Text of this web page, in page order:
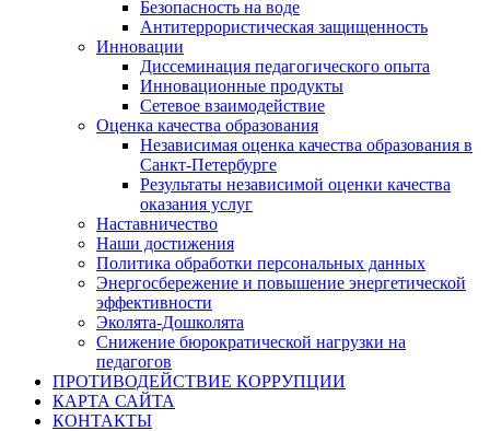
Безопасность на воде
Антитеррористическая защищенность
Инновации
Диссеминация педагогического опыта
Инновационные продукты
Сетевое взаимодействие
Оценка качества образования
Независимая оценка качества образования в
Санкт-Петербурге
Результаты независимой оценки качества
оказания услуг
Наставничество
Наши достижения
Политика обработки персональных данных
Энергосбережение и повышение энергетической
эффективности
Эколята-Дошколята
Снижение бюрократической нагрузки на
педагогов
ПРОТИВОДЕЙСТВИЕ КОРРУПЦИИ
КАРТА САЙТА
КОНТАКТЫ